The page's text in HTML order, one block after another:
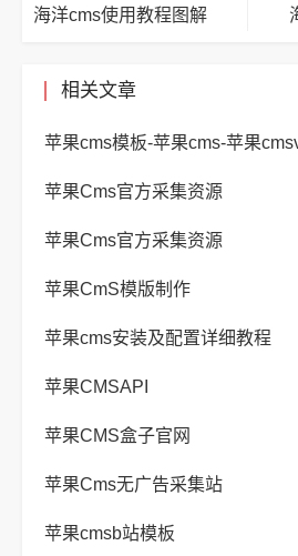
海洋cms使用教程图解
相关文章
苹果cms模板-苹果cms-苹果
苹果Cms官方采集资源
苹果Cms官方采集资源
苹果CmS模版制作
苹果cms安装及配置详细教程
苹果CMSAPI
苹果CMS盒子官网
苹果Cms无广告采集站
苹果cmsb站模板